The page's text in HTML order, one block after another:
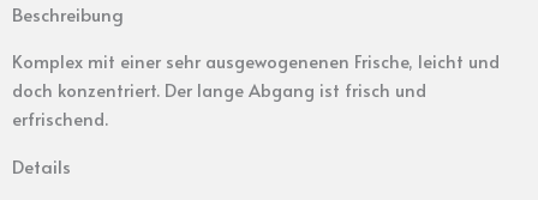
Beschreibung
Komplex mit einer sehr ausgewogenenen Frische, leicht und
doch konzentriert. Der lange Abgang ist frisch und
erfrischend.
Details